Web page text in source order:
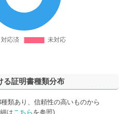
る証明書種類分布
類あり、信頼性の高いものから
はこちら を参照)